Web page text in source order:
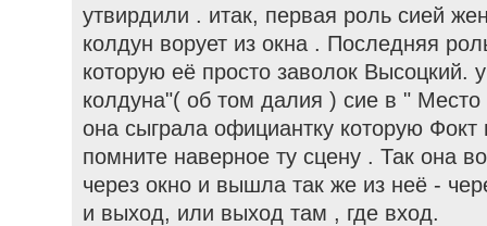
утвирдили . итак, первая роль сией
колдун ворует из окна . Последняя
которую её просто заволок Высоцкий.
колдуна"( об том далия ) сие в " Место
она сыграла официантку которую
помните наверное ту сцену . Так она
через окно и вышла так же из неё -
и выход, или выход там , где вход.